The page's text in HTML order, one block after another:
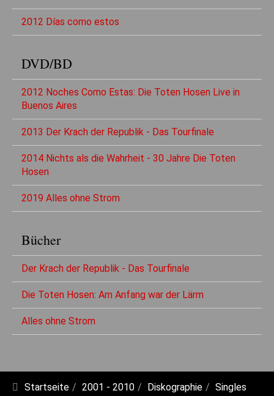
2012 Días como estos
DVD/BD
2012 Noches Como Estas: Die Toten Hosen Live in
Buenos Aires
2013 Der Krach der Republik - Das Tourfinale
2014 Nichts als die Wahrheit - 30 Jahre Die Toten
Hosen
2019 Alles ohne Strom
Bücher
Der Krach der Republik - Das Tourfinale
Die Toten Hosen: Am Anfang war der Lärm
Alles ohne Strom
Startseite 2001 - 2010 Diskographie
Singles